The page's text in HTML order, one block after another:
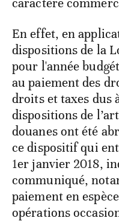
En effet, en
dispositions de la
pour l'année
au paiement des
droits et taxes dus
dispositions de
douanes ont été
ce dispositif qui
1er janvier 2018,
communiqué,
paiement en
opérations